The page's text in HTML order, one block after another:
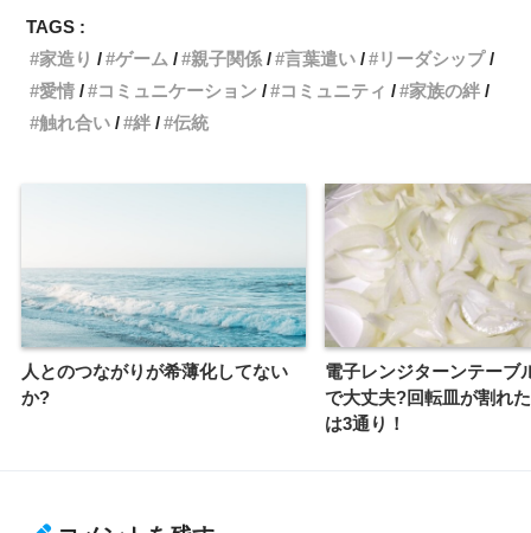
TAGS :
家造り
ゲーム 親子関係 言葉遣い
リーダシップ
愛情
コミュニケーション コミュニティ
家族の絆
触れ合い
絆 伝統
人とのつながりが希薄化してない
か?
電子レンジターンテーブ
で大丈夫?回転皿が割れ
は3通り！